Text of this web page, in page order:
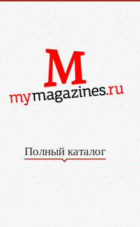
Полный каталог